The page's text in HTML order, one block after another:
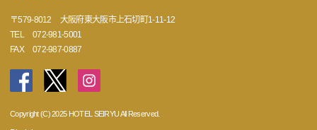
〒579-8012
大阪府東大阪市上石切町1-11-12
TEL
072-981-5001
FAX
072-987-0887
Copyright (C) 2025 HOTEL SEIRYU All Reserved.